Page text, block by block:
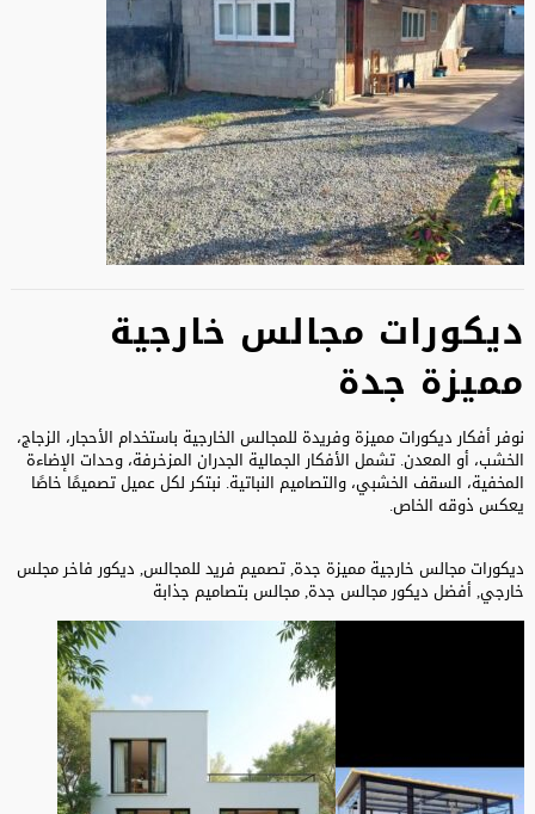
ديكورات مجالس خارجية
مميزة جدة
نوفر أفكار ديكورات مميزة وفريدة للمجالس الخارجية باستخدام الأحجار، الزجاج،
الخشب، أو المعدن. تشمل الأفكار الجمالية الجدران المزخرفة، وحدات الإضاءة
المخفية، السقف الخشبي، والتصاميم النباتية. نبتكر لكل عميل تصميمًا خاصًا
يعكس ذوقه الخاص.
ديكورات مجالس خارجية مميزة جدة, تصميم فريد للمجالس, ديكور فاخر مجلس
خارجي, أفضل ديكور مجالس جدة, مجالس بتصاميم جذابة